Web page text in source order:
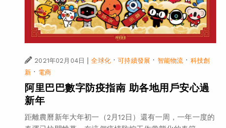
2021年02月04日 | 全球化·可持續發展 · 智能物流 · 科技創
新 · 電商
阿里巴巴數字防疫指南 助各地用戶安心過
新年
距離農曆新年大年初一（2月12日）還有一周，一年一度的